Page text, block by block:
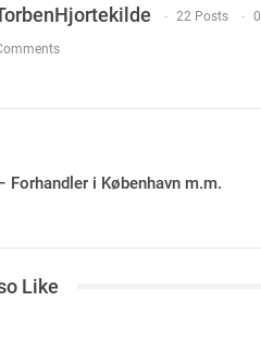
22 Posts 0
Forhandler i København m.m.
Like